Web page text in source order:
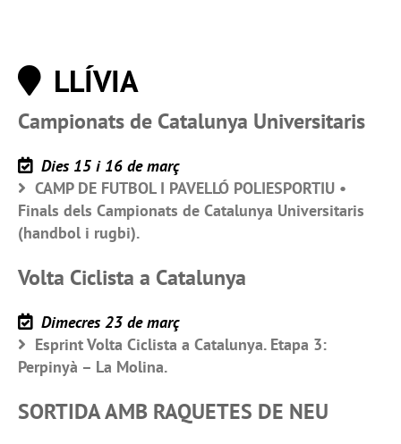
LLÍVIA
Campionats de Catalunya Universitaris
Dies 15 i 16 de març
CAMP DE FUTBOL I PAVELLÓ POLIESPORTIU •
Finals dels Campionats de Catalunya Universitaris
(handbol i rugbi).
Volta Ciclista a Catalunya
Dimecres 23 de març
Esprint Volta Ciclista a Catalunya. Etapa 3:
Perpinyà – La Molina.
SORTIDA AMB RAQUETES DE NEU